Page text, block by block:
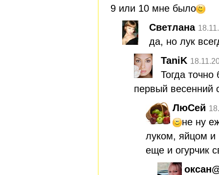
9 или 10 мне было
Светлана
да, но лук
TaniK
Тогда
первый
ЛюСей
не ну
луком, яйцом и
еще и огурчик